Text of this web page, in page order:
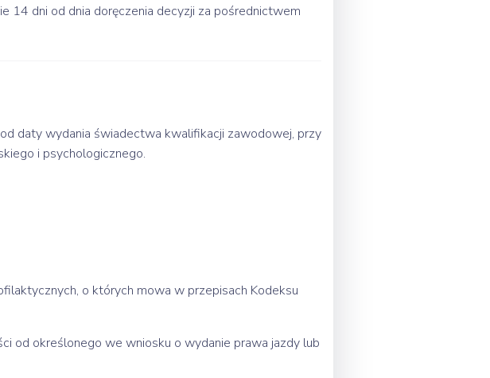
14 dni od dnia doręczenia decyzji za pośrednictwem
daty wydania świadectwa kwalifikacji zawodowej, przy
i psychologicznego.
o których mowa w przepisach Kodeksu
od określonego we wniosku o wydanie prawa jazdy lub